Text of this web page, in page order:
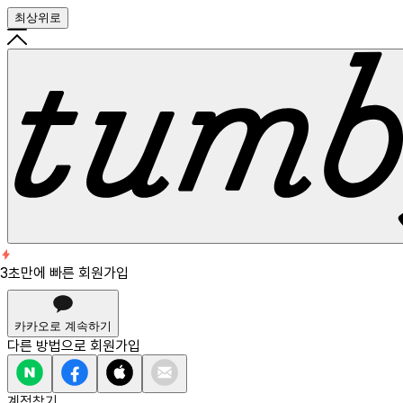
최상위로
회원가입
카카오로 계속하기
다른 방법으로 회원가입
3초만에 빠른 회원가입
3초만에 빠른 회원가입